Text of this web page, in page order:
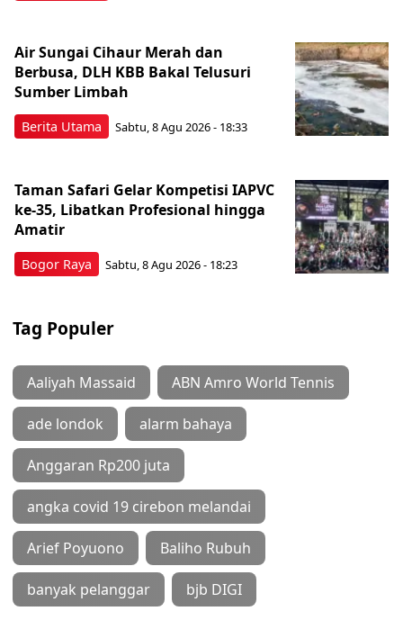
Berita Utama
Air Sungai Cihaur Merah dan
Berbusa, DLH KBB Bakal Telusuri
Sumber Limbah
Sabtu, 8 Agu 2026 - 18:33
Bogor Raya
Taman Safari Gelar Kompetisi IAPVC
ke-35, Libatkan Profesional hingga
Amatir
Sabtu, 8 Agu 2026 - 18:23
Tag Populer
Aaliyah Massaid ABN Amro World Tennis
ade londok alarm bahaya
Anggaran Rp200 juta
angka covid 19 cirebon melandai
Arief Poyuono Baliho Rubuh
banyak pelanggar bjb DIGI